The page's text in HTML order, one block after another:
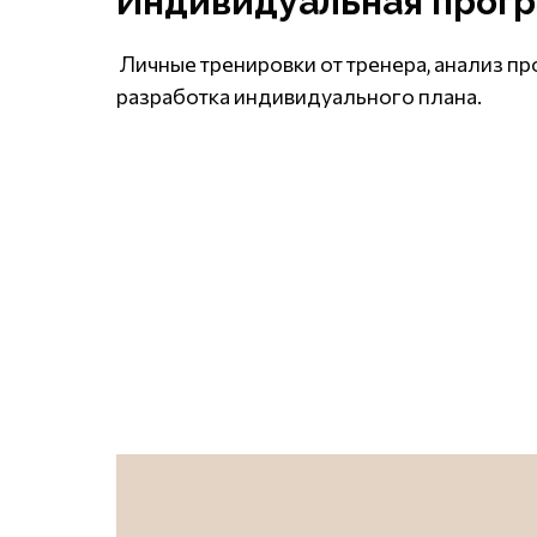
Личные тренировки от тренера, анализ
разработка индивидуального плана.